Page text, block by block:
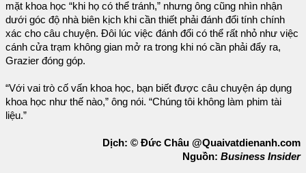
mặt khoa học “khi họ có thể tránh,” nhưng ông cũng nhìn nhận
dưới góc độ nhà biên kịch khi cần thiết phải đánh đổi tính chính
xác cho câu chuyện. Đôi lúc việc đánh đổi có thể rất nhỏ như việc
cánh cửa trạm không gian mở ra trong khi nó cần phải đẩy ra,
Grazier đóng góp.
“Với vai trò cố vấn khoa học, bạn biết được câu chuyện áp dụng
khoa học như thế nào,” ông nói. “Chúng tôi không làm phim tài
liệu.”
Dịch: © Đức Châu @Quaivatdienanh.com
Nguồn: Business Insider